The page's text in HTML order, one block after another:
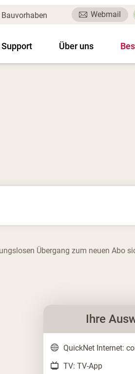
Bauvorhaben Webmail
Über uns
Übergang zum neuen Abo
Ihre
QuickNet Internet:
TV: TV-App